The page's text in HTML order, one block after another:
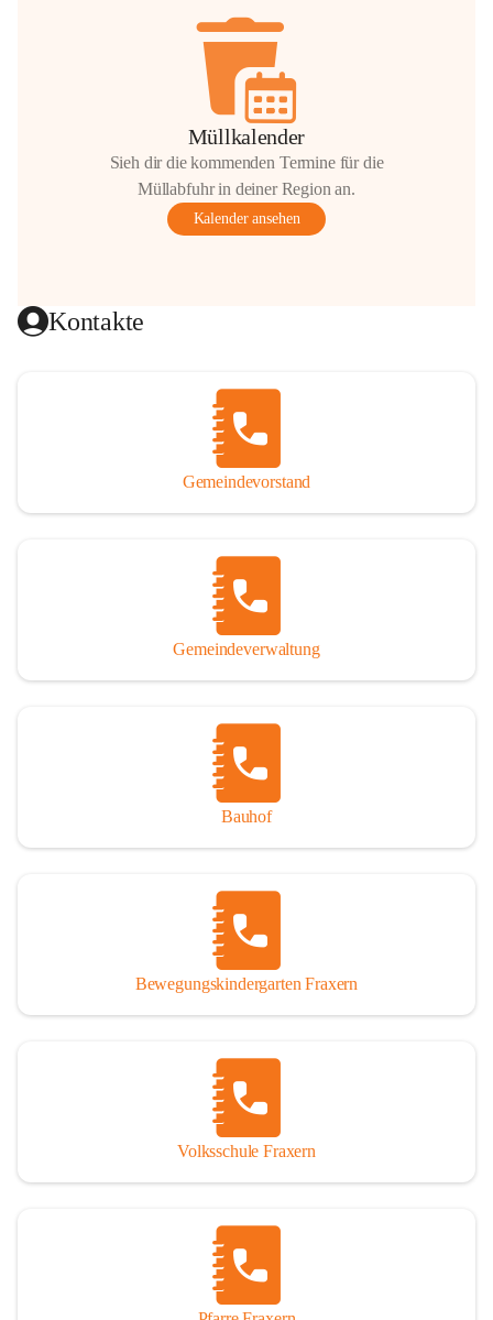
Müllkalender
Sieh dir die kommenden Termine für die
Müllabfuhr in deiner Region an.
Kalender ansehen
Kontakte
Gemeindevorstand
Gemeindeverwaltung
Bauhof
Bewegungskindergarten Fraxern
Volksschule Fraxern